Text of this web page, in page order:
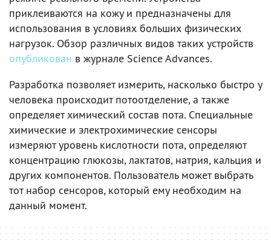
приклеиваются на кожу и предназначены для
использования в условиях больших физических
нагрузок. Обзор различных видов таких устройств
опубликован в журнале Science Advances.
Разработка позволяет измерить, насколько быстро у
человека происходит потоотделение, а также
определяет химический состав пота. Специальные
химические и электрохимические сенсоры
измеряют уровень кислотности пота, определяют
концентрацию глюкозы, лактатов, натрия, кальция и
других компонентов. Пользователь может выбрать
тот набор сенсоров, который ему необходим на
данный момент.